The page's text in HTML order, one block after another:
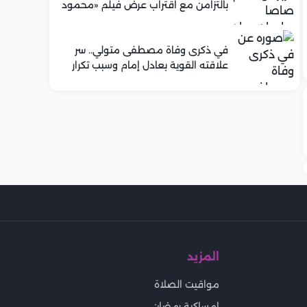
بالتزامن مع اقتراب عرض فيلم «محمود
في ذكرى وفاة مصطفى متولي.. سر
علاقته القوية بعادل إمام وسبب تكرار
المزيد
مواقيت الصلاة